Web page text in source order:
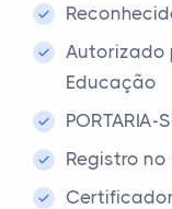
Autorizado
Educação
Registro